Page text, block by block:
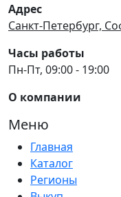
Адрес
Санкт-Петербург,
Часы работы
Пн-Пт, 09:00 - 19:00
О компании
Меню
Главная
Каталог
Регионы